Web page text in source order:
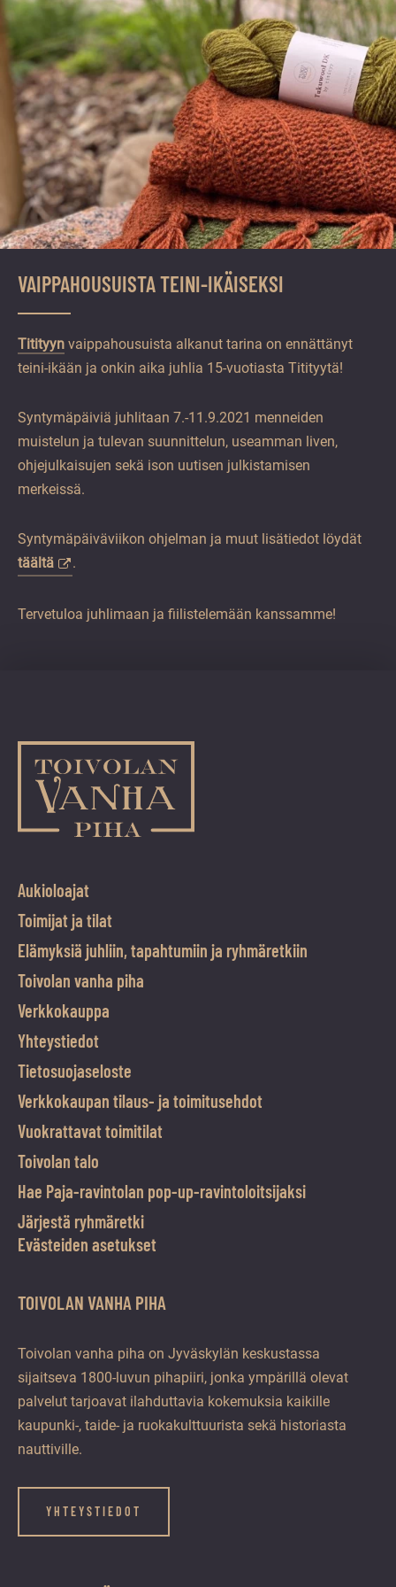
vuoden.
VAIPPAHOUSUISTA TEINI-IKÄISEKSI
Titityyn vaippahousuista alkanut tarina on ennättänyt
teini-ikään ja onkin aika juhlia 15-vuotiasta Titityytä!
Syntymäpäiviä juhlitaan 7.-11.9.2021 menneiden
muistelun ja tulevan suunnittelun, useamman liven,
ohjejulkaisujen sekä ison uutisen julkistamisen
merkeissä.
Syntymäpäiväviikon ohjelman ja muut lisätiedot löydät
täältä
.
Tervetuloa juhlimaan ja fiilistelemään kanssamme!
Aukioloajat
Toimijat ja tilat
Elämyksiä juhliin, tapahtumiin ja ryhmäretkiin
Toivolan vanha piha
Verkkokauppa
Yhteystiedot
Tietosuojaseloste
Verkkokaupan tilaus- ja toimitusehdot
Vuokrattavat toimitilat
Toivolan talo
Hae Paja-ravintolan pop-up-ravintoloitsijaksi
Järjestä ryhmäretki
Evästeiden asetukset
TOIVOLAN VANHA PIHA
Toivolan vanha piha on Jyväskylän keskustassa
sijaitseva 1800-luvun pihapiiri, jonka ympärillä olevat
palvelut tarjoavat ilahduttavia kokemuksia kaikille
kaupunki-, taide- ja ruokakulttuurista sekä historiasta
nauttiville.
YHTEYSTIEDOT